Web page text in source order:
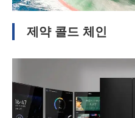
제약 콜드 체인